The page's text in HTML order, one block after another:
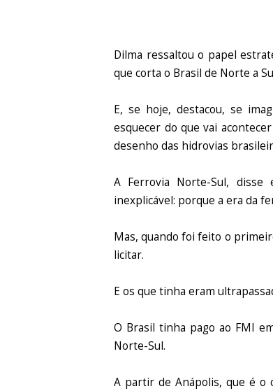
Dilma ressaltou o papel
que corta o Brasil de Norte a
E, se hoje, destacou, se
esquecer do que vai
desenho das hidrovias
A Ferrovia Norte-Sul,
inexplicável: porque a era da
Mas, quando foi feito o
licitar.
E os que tinha eram
O Brasil tinha pago ao FMI
Norte-Sul.
A partir de Anápolis, que é o